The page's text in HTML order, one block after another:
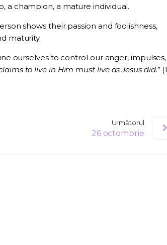
a champion, a mature individual.
shows their passion and foolishness,
maturity.
ourselves to control our anger, impulses,
to live in Him must live as Jesus did.”(1
Următorul
26 octombrie